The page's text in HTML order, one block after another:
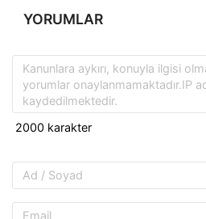
YORUMLAR